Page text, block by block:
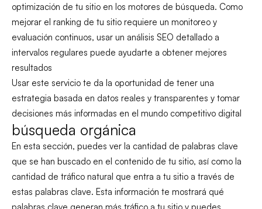
optimización de tu sitio en los motores de búsqueda. Como
mejorar el ranking de tu sitio requiere un monitoreo y
evaluación continuos, usar un análisis SEO detallado a
intervalos regulares puede ayudarte a obtener mejores
resultados
Usar este servicio te da la oportunidad de tener una
estrategia basada en datos reales y transparentes y tomar
decisiones más informadas en el mundo competitivo digital
búsqueda orgánica
En esta sección, puedes ver la cantidad de palabras clave
que se han buscado en el contenido de tu sitio, así como la
cantidad de tráfico natural que entra a tu sitio a través de
estas palabras clave. Esta información te mostrará qué